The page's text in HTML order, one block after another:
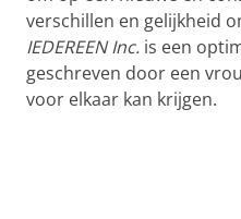
verschillen en gelijkheid
IEDEREEN Inc. is een
geschreven door een
voor elkaar kan krijgen.